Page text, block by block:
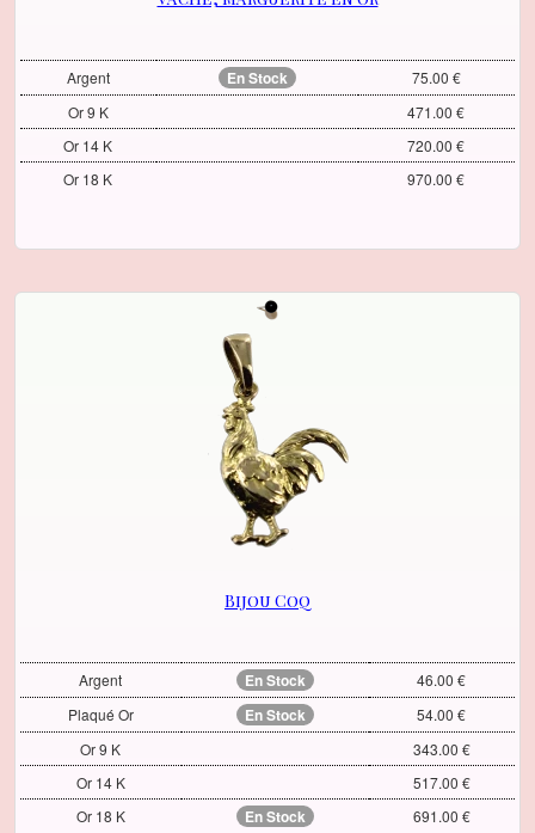
Argent En Stock
75.00 €
Or 9 K
471.00 €
Or 14 K
720.00 €
Or 18 K
970.00 €
Bijou Coq
Argent En Stock
46.00 €
Plaqué Or
En Stock
54.00 €
Or 9 K
343.00 €
Or 14 K
517.00 €
Or 18 K
En Stock 691.00 €